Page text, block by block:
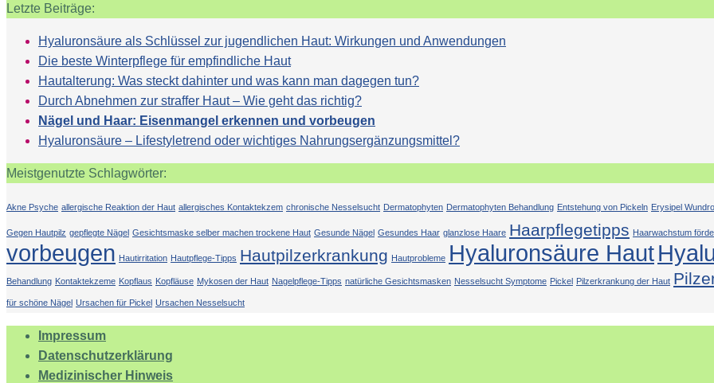
Letzte Beiträge:
Hyaluronsäure als Schlüssel zur jugendlichen Haut: Wirkungen und Anwendungen
Die beste Winterpflege für empfindliche Haut
Hautalterung: Was steckt dahinter und was kann man dagegen tun?
Durch Abnehmen zur straffer Haut – Wie geht das richtig?
Nägel und Haar: Eisenmangel erkennen und vorbeugen
Hyaluronsäure – Lifestyletrend oder wichtiges Nahrungsergänzungsmittel?
Meistgenutzte Schlagwörter:
Akne Psyche allergische Reaktion der Haut allergisches Kontaktekzem chronische Nesselsucht Dermatophyten Dermatophyten Behandlung Entstehung von Pickeln Erysipel
Gegen Hautpilz gepflegte Nägel Gesichtsmaske selber machen trockene Haut Gesunde Nägel Gesundes Haar glanzlose Haare Haarpflegetipps Haarwachstum
vorbeugen Hautirritation Hautpflege-Tipps Hautpilzerkrankung Hautprobleme Hyaluronsäure Haut
Behandlung Kontaktekzeme Kopflaus Kopfläuse Mykosen der Haut Nagelpflege-Tipps natürliche Gesichtsmasken Nesselsucht Symptome Pickel Pilzerkrankung der Haut
für schöne Nägel Ursachen für Pickel Ursachen Nesselsucht
Impressum
Datenschutzerklärung
Medizinischer Hinweis